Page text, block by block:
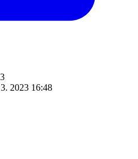
2023 16:48